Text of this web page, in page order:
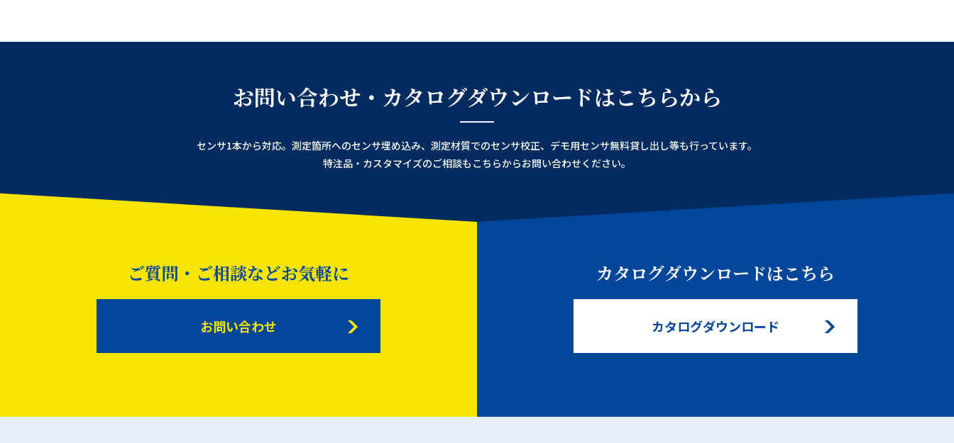
お問い合わせ・カタログダウンロードはこちらから
センサ1本から対応。測定箇所へのセンサ埋め込み、 測定材質でのセンサ校正、デモ用センサ無料貸し出し等も行っています。
特注品・カスタマイズのご相談も こちらからお問い合わせください。
ご質問・ご相談などお気軽に
お問い合わせ
カタログダウンロードはこちら
カタログダウンロード